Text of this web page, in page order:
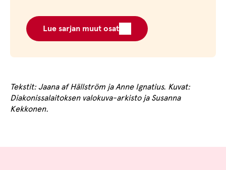
Lue sarjan muut osat
Tekstit: Jaana af Hällström ja Anne Ignatius. Kuvat:
Diakonissalaitoksen valokuva-arkisto ja Susanna
Kekkonen.